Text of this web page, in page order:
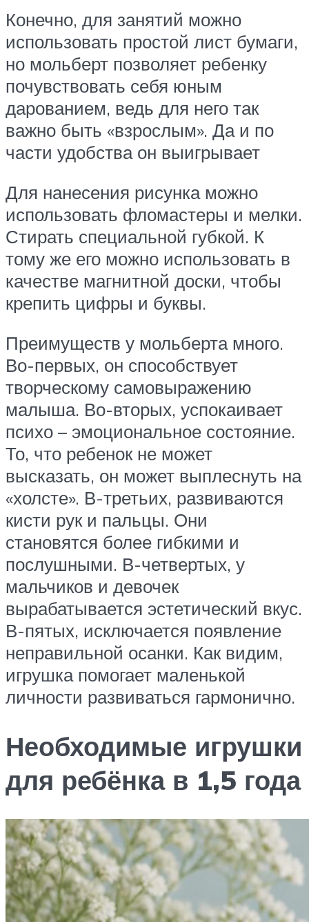
Конечно, для занятий можно
использовать простой лист бумаги,
но мольберт позволяет ребенку
почувствовать себя юным
дарованием, ведь для него так
важно быть «взрослым». Да и по
части удобства он выигрывает
Для нанесения рисунка можно
использовать фломастеры и мелки.
Стирать специальной губкой. К
тому же его можно использовать в
качестве магнитной доски, чтобы
крепить цифры и буквы.
Преимуществ у мольберта много.
Во-первых, он способствует
творческому самовыражению
малыша. Во-вторых, успокаивает
психо – эмоциональное состояние.
То, что ребенок не может
высказать, он может выплеснуть на
«холсте». В-третьих, развиваются
кисти рук и пальцы. Они
становятся более гибкими и
послушными. В-четвертых, у
мальчиков и девочек
вырабатывается эстетический вкус.
В-пятых, исключается появление
неправильной осанки. Как видим,
игрушка помогает маленькой
личности развиваться гармонично.
Необходимые игрушки
для ребёнка в 1,5 года